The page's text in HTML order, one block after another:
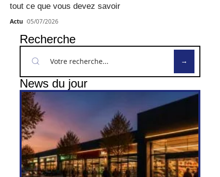
tout ce que vous devez savoir
Actu 05/07/2026
Recherche
News du jour